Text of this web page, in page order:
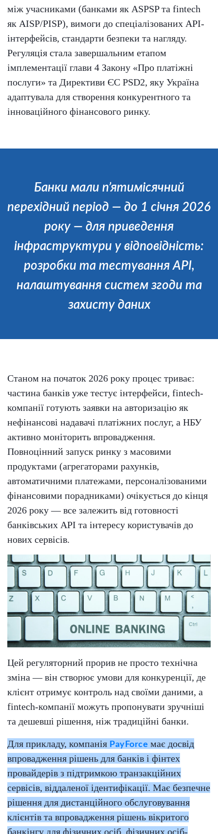
між учасниками (банками як ASPSP та fintech
як AISP/PISP), вимоги до спеціалізованих API-
інтерфейсів, стандарти безпеки та нагляду.
Регуляція стала завершальним етапом
імплементації глави 4 Закону «Про платіжні
послуги» та Директиви ЄС PSD2, яку Україна
адаптувала для створення конкурентного та
інноваційного фінансового ринку.
Банки мали п’ятимісячний
перехідний період — до 1 січня 2026
року — для приведення
інфраструктури у відповідність:
розробки та тестування API,
налаштування систем згоди та
захисту даних
Станом на початок 2026 року процес триває:
частина банків уже тестує інтерфейси, fintech-
компанії готують заявки на авторизацію як
нефінансові надавачі платіжних послуг, а НБУ
активно моніторить впровадження.
Повноцінний запуск ринку з масовими
продуктами (агрегаторами рахунків,
автоматичними платежами, персоналізованими
фінансовими порадниками) очікується до кінця
2026 року — все залежить від готовності
банківських API та інтересу користувачів до
нових сервісів.
Цей регуляторний прорив не просто технічна
зміна — він створює умови для конкуренції, де
клієнт отримує контроль над своїми даними, а
fintech-компанії можуть пропонувати зручніші
та дешевші рішення, ніж традиційні банки.
Для прикладу, компанія PayForce має досвід
впровадження рішень для банків і фінтех
провайдерів з підтримкою транзакційних
сервісів, віддаленої ідентифікації. Має безпечне
рішення для дистанційного обслуговування
клієнтів та впровадження рішень вікритого
банкінгу для фізичних осіб, фізичних осіб-